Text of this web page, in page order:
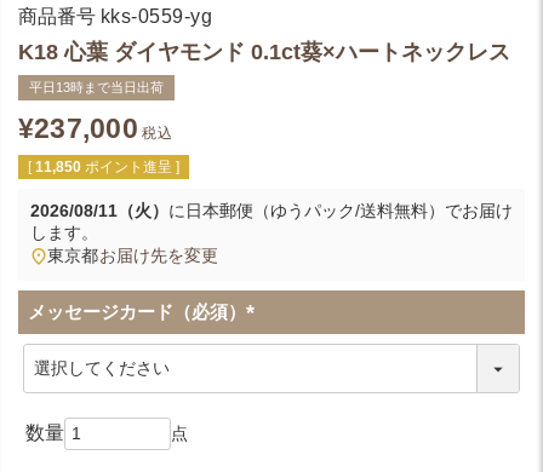
商品番号 kks-0559-yg
K18 心葉 ダイヤモンド 0.1ct葵×ハートネックレス
平日13時まで当日出荷
¥237,000 税込
[ 11,850 ポイント進呈 ]
2026/08/11（火） に 日本郵便（ゆうパック/送料無料） でお届け
します。
東京都お届け先を変更
メッセージカード（必須）
(